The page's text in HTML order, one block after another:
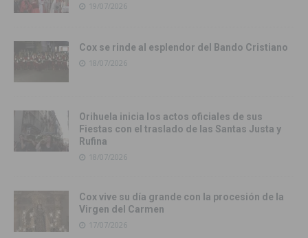
19/07/2026
Cox se rinde al esplendor del Bando Cristiano
18/07/2026
Orihuela inicia los actos oficiales de sus
Fiestas con el traslado de las Santas Justa y
Rufina
18/07/2026
Cox vive su día grande con la procesión de la
Virgen del Carmen
17/07/2026